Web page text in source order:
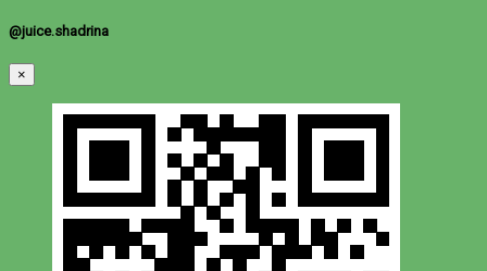
@juice.shadrina
×